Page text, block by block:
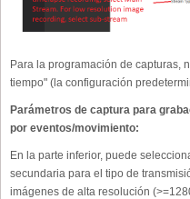
Para la programación de capturas,
tiempo" (la configuración
Parámetros de captura para
por eventos/movimiento:
En la parte inferior, puede
secundaria para el tipo de
imágenes de alta resolución